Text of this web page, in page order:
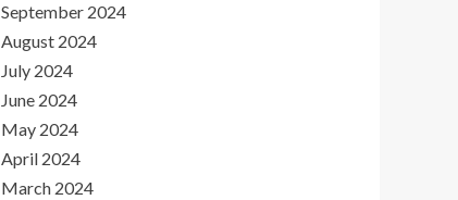
September 2024
August 2024
July 2024
June 2024
May 2024
April 2024
March 2024